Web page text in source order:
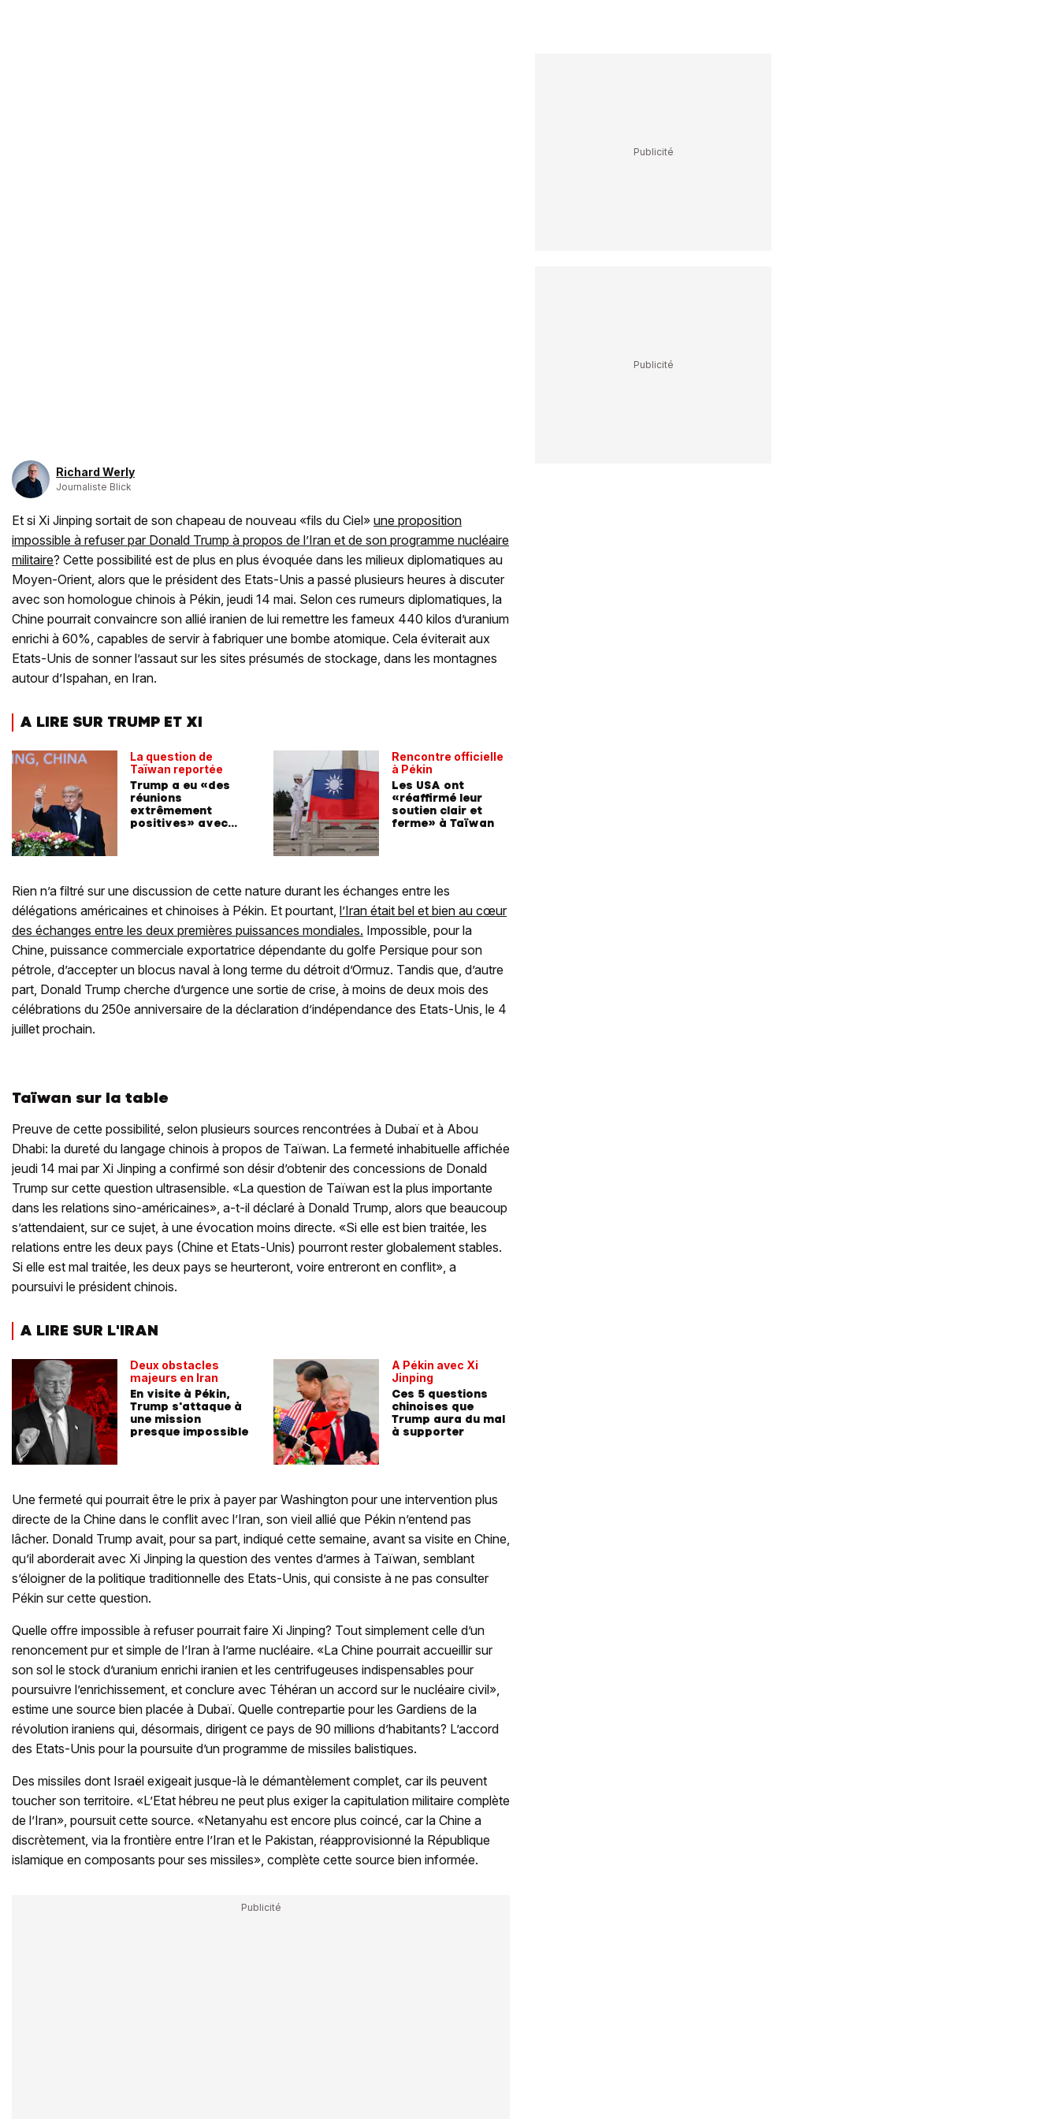
Richard Werly
Journaliste Blick
Et si Xi Jinping sortait de son chapeau de nouveau «fils du Ciel» une proposition
impossible à refuser par Donald Trump à propos de l’Iran et de son programme nucléaire
militaire? Cette possibilité est de plus en plus évoquée dans les milieux diplomatiques au
Moyen-Orient, alors que le président des Etats-Unis a passé plusieurs heures à discuter
avec son homologue chinois à Pékin, jeudi 14 mai. Selon ces rumeurs diplomatiques, la
Chine pourrait convaincre son allié iranien de lui remettre les fameux 440 kilos d’uranium
enrichi à 60%, capables de servir à fabriquer une bombe atomique. Cela éviterait aux
Etats-Unis de sonner l’assaut sur les sites présumés de stockage, dans les montagnes
autour d’Ispahan, en Iran.
A LIRE SUR TRUMP ET XI
La question de
Taïwan reportée
Trump a eu «des
réunions
extrêmement
positives» avec
Rencontre officielle
à Pékin
Les USA ont
«réaffirmé leur
soutien clair et
ferme» à Taïwan
Rien n’a filtré sur une discussion de cette nature durant les échanges entre les
délégations américaines et chinoises à Pékin. Et pourtant, l’Iran était bel et bien au cœur
des échanges entre les deux premières puissances mondiales. Impossible, pour la
Chine, puissance commerciale exportatrice dépendante du golfe Persique pour son
pétrole, d’accepter un blocus naval à long terme du détroit d’Ormuz. Tandis que, d’autre
part, Donald Trump cherche d’urgence une sortie de crise, à moins de deux mois des
célébrations du 250e anniversaire de la déclaration d’indépendance des Etats-Unis, le 4
juillet prochain.
Taïwan sur la table
Preuve de cette possibilité, selon plusieurs sources rencontrées à Dubaï et à Abou
Dhabi: la dureté du langage chinois à propos de Taïwan. La fermeté inhabituelle affichée
jeudi 14 mai par Xi Jinping a confirmé son désir d’obtenir des concessions de Donald
Trump sur cette question ultrasensible. «La question de Taïwan est la plus importante
dans les relations sino-américaines», a-t-il déclaré à Donald Trump, alors que beaucoup
s’attendaient, sur ce sujet, à une évocation moins directe. «Si elle est bien traitée, les
relations entre les deux pays (Chine et Etats-Unis) pourront rester globalement stables.
Si elle est mal traitée, les deux pays se heurteront, voire entreront en conflit», a
poursuivi le président chinois.
A LIRE SUR L'IRAN
Deux obstacles
majeurs en Iran
En visite à Pékin,
Trump s'attaque à
une mission
presque impossible
A Pékin avec Xi
Jinping
Ces 5 questions
chinoises que
Trump aura du mal
à supporter
Une fermeté qui pourrait être le prix à payer par Washington pour une intervention plus
directe de la Chine dans le conflit avec l’Iran, son vieil allié que Pékin n’entend pas
lâcher. Donald Trump avait, pour sa part, indiqué cette semaine, avant sa visite en Chine,
qu’il aborderait avec Xi Jinping la question des ventes d’armes à Taïwan, semblant
s’éloigner de la politique traditionnelle des Etats-Unis, qui consiste à ne pas consulter
Pékin sur cette question.
Quelle offre impossible à refuser pourrait faire Xi Jinping? Tout simplement celle d’un
renoncement pur et simple de l’Iran à l’arme nucléaire. «La Chine pourrait accueillir sur
son sol le stock d’uranium enrichi iranien et les centrifugeuses indispensables pour
poursuivre l’enrichissement, et conclure avec Téhéran un accord sur le nucléaire civil»,
estime une source bien placée à Dubaï. Quelle contrepartie pour les Gardiens de la
révolution iraniens qui, désormais, dirigent ce pays de 90 millions d’habitants? L’accord
des Etats-Unis pour la poursuite d’un programme de missiles balistiques.
Des missiles dont Israël exigeait jusque-là le démantèlement complet, car ils peuvent
toucher son territoire. «L’Etat hébreu ne peut plus exiger la capitulation militaire complète
de l’Iran», poursuit cette source. «Netanyahu est encore plus coincé, car la Chine a
discrètement, via la frontière entre l’Iran et le Pakistan, réapprovisionné la République
islamique en composants pour ses missiles», complète cette source bien informée.